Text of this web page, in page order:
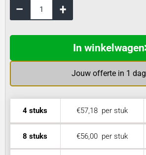
Jouw offerte in 1 dag
In winkelwagen
4 stuks €57,18per stuk
8 stuks €56,00per stuk